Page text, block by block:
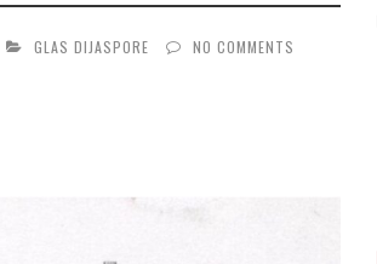
GLAS DIJASPORE NO COMMENTS